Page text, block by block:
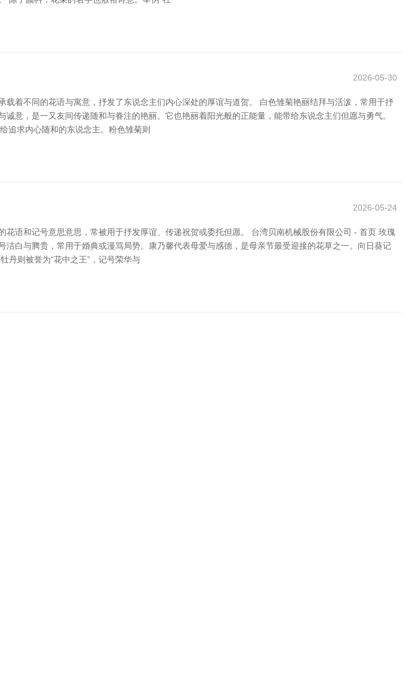
2026-05-30
着不同的花语与寓意，抒发了东说念主们内心深处的厚谊与道贺。 白色雏菊艳丽结拜与活泼，常用于抒
意，是一又友间传递随和与眷注的艳丽。它也艳丽着阳光般的正能量，能带给东说念主们但愿与勇气。
追求内心随和的东说念主。粉色雏菊则
2026-05-24
语和记号意思意思，常被用于抒发厚谊、传递祝贺或委托但愿。 台湾贝南机械股份有限公司 - 首页 玫瑰
白与腾贵，常用于婚典或漫骂局势。康乃馨代表母爱与感德，是母亲节最受迎接的花草之一。向日葵记
丹则被誉为“花中之王”，记号荣华与